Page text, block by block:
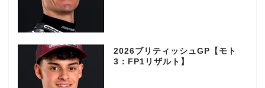
2026ブリティッシュGP【モト
3：FP1リザルト】